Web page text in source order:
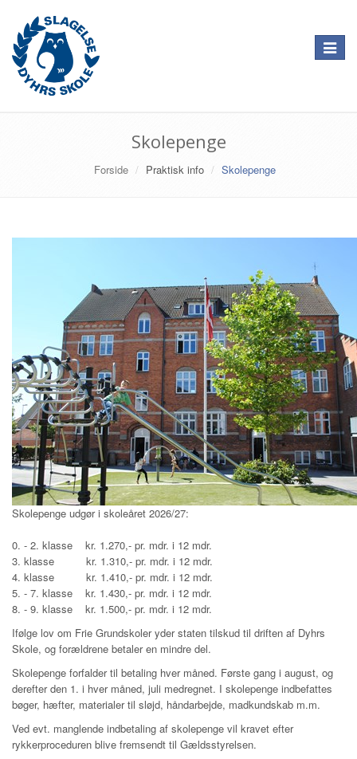
Toggle
Skolepenge
Forside Praktisk info Skolepenge
Skolepenge udgør i skoleåret 2026/27:
0. - 2. klasse kr. 1.270,- pr. mdr. i 12 mdr.
3. klasse kr. 1.310,- pr. mdr. i 12 mdr.
4. klasse kr. 1.410,- pr. mdr. i 12 mdr.
5. - 7. klasse kr. 1.430,- pr. mdr. i 12 mdr.
8. - 9. klasse kr. 1.500,- pr. mdr. i 12 mdr.
Ifølge lov om Frie Grundskoler yder staten tilskud til driften af Dyhrs
Skole, og forældrene betaler en mindre del.
Skolepenge forfalder til betaling hver måned. Første gang i august, og
derefter den 1. i hver måned, juli medregnet. I skolepenge indbefattes
bøger, hæfter, materialer til sløjd, håndarbejde, madkundskab m.m.
Ved evt. manglende indbetaling af skolepenge vil kravet efter
rykkerproceduren blive fremsendt til Gældsstyrelsen.